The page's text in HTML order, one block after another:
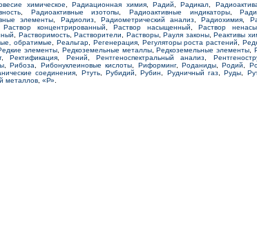
химическое ,Радиационная химия, Радий ,Радикал
Радиоактивные изотопы ,Радиоактивные индикаторы,
элементы
Радиолиз, Радиометрический анализ ,Радиохимия
,Раствор концентрированный ,Раствор насыщенный ,Раствор
Растворимость, Растворители Растворы, Рауля законы, Реактивы
обратимые
Реальгар, Регенерация, Регуляторы роста растений ,
элементы, Редкоземельные металлы,Редкоземельные элементы ,
,Ректификация Рений ,Рентгеноспектральный анализ
,Рибоза Рибонуклеиновые кислоты Риформинг, Роданиды,Родий
соединения
Ртуть, Рубидий ,Рубин Рудничный газ,Руды
металлов «Р»